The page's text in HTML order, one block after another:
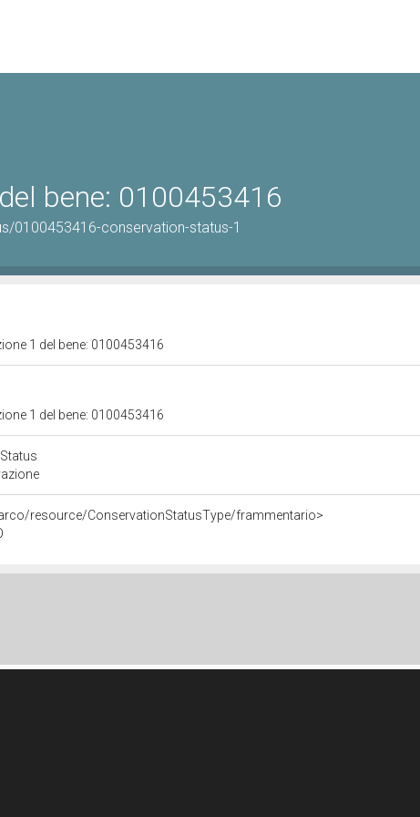
bene: 0100453416
0100453416-conservation-status-1
1 del bene: 0100453416
1 del bene: 0100453416
resource/ConservationStatusType/frammentario>